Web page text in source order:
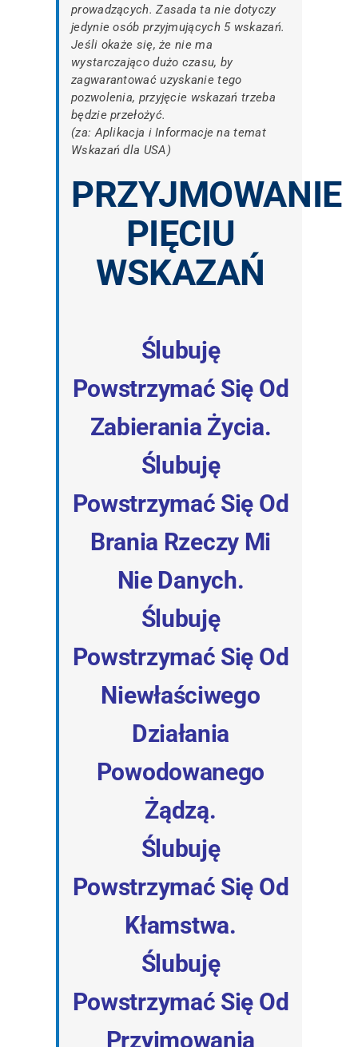
prowadzących. Zasada ta nie dotyczy
jedynie osób przyjmujących 5 wskazań.
Jeśli okaże się, że nie ma
wystarczająco dużo czasu, by
zagwarantować uzyskanie tego
pozwolenia, przyjęcie wskazań trzeba
będzie przełożyć.
(za: Aplikacja i Informacje na temat
Wskazań dla USA)
PRZYJMOWANIE
PIĘCIU
WSKAZAŃ
Ślubuję
Powstrzymać Się Od
Zabierania Życia.
Ślubuję
Powstrzymać Się Od
Brania Rzeczy Mi
Nie Danych.
Ślubuję
Powstrzymać Się Od
Niewłaściwego
Działania
Powodowanego
Żądzą.
Ślubuję
Powstrzymać Się Od
Kłamstwa.
Ślubuję
Powstrzymać Się Od
Przyjmowania